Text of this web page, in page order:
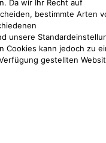
Da wir Ihr Recht auf
bestimmte Arten
unsere
Cookies kann jedoch zu
gestellten